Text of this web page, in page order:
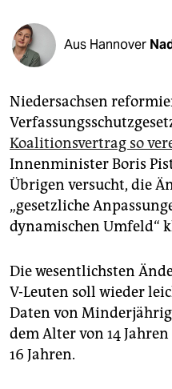
unterstützen
genossenschaft
epaper login
Aus Hannover
Niedersachsen
Koalitionsvertrag so
Innenminister Boris
Übrigen versucht, die
„gesetzliche
dynamischen Umfeld“
Die wesentlichsten
V-Leuten soll wieder
Daten von
dem Alter von 14
16 Jahren.